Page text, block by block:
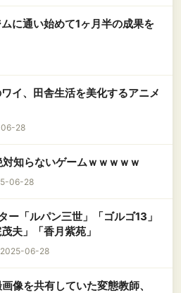
ムに通い始めて1ヶ月半の成果を
イ、田舎生活を美化するアニメ
06-28
知らないゲームｗｗｗｗｗ
06-28
ー「ルパン三世」「ゴルゴ13」
夫」「香月紫苑」
2025-06-28
像を共有していた変態教師、